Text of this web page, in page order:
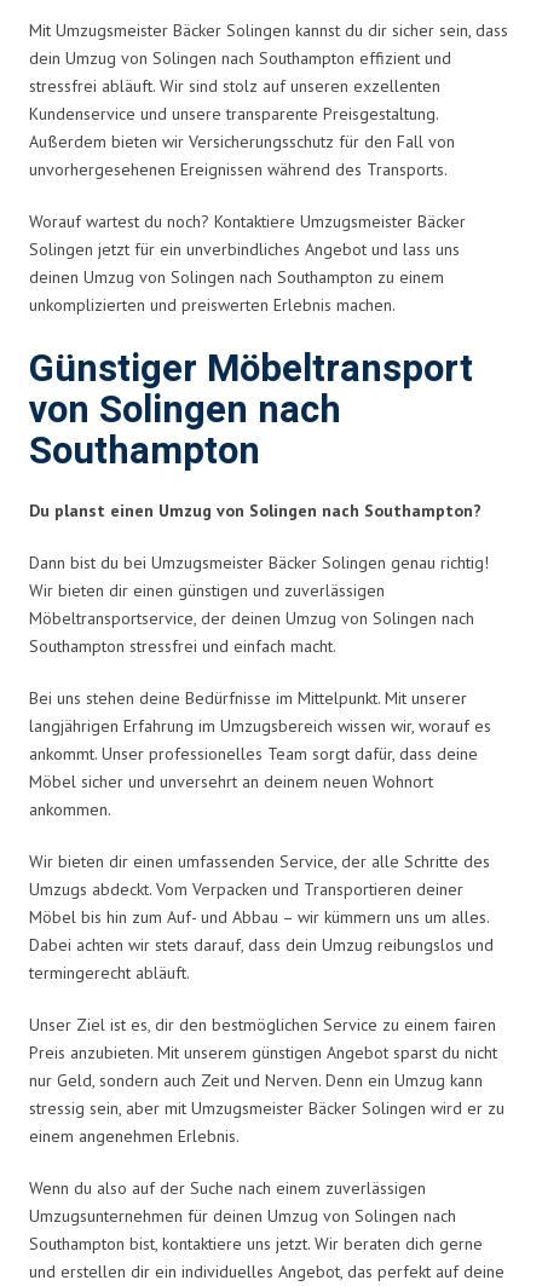
Mit Umzugsmeister Bäcker Solingen kannst du dir sicher sein, dass
dein Umzug von Solingen nach Southampton effizient und
stressfrei abläuft. Wir sind stolz auf unseren exzellenten
Kundenservice und unsere transparente Preisgestaltung.
Außerdem bieten wir Versicherungsschutz für den Fall von
unvorhergesehenen Ereignissen während des Transports.
Worauf wartest du noch? Kontaktiere Umzugsmeister Bäcker
Solingen jetzt für ein unverbindliches Angebot und lass uns
deinen Umzug von Solingen nach Southampton zu einem
unkomplizierten und preiswerten Erlebnis machen.
Günstiger Möbeltransport
von Solingen nach
Southampton
Du planst einen Umzug von Solingen nach Southampton?
Dann bist du bei Umzugsmeister Bäcker Solingen genau richtig!
Wir bieten dir einen günstigen und zuverlässigen
Möbeltransportservice, der deinen Umzug von Solingen nach
Southampton stressfrei und einfach macht.
Bei uns stehen deine Bedürfnisse im Mittelpunkt. Mit unserer
langjährigen Erfahrung im Umzugsbereich wissen wir, worauf es
ankommt. Unser professionelles Team sorgt dafür, dass deine
Möbel sicher und unversehrt an deinem neuen Wohnort
ankommen.
Wir bieten dir einen umfassenden Service, der alle Schritte des
Umzugs abdeckt. Vom Verpacken und Transportieren deiner
Möbel bis hin zum Auf- und Abbau – wir kümmern uns um alles.
Dabei achten wir stets darauf, dass dein Umzug reibungslos und
termingerecht abläuft.
Unser Ziel ist es, dir den bestmöglichen Service zu einem fairen
Preis anzubieten. Mit unserem günstigen Angebot sparst du nicht
nur Geld, sondern auch Zeit und Nerven. Denn ein Umzug kann
stressig sein, aber mit Umzugsmeister Bäcker Solingen wird er zu
einem angenehmen Erlebnis.
Wenn du also auf der Suche nach einem zuverlässigen
Umzugsunternehmen für deinen Umzug von Solingen nach
Southampton bist, kontaktiere uns jetzt. Wir beraten dich gerne
und erstellen dir ein individuelles Angebot, das perfekt auf deine